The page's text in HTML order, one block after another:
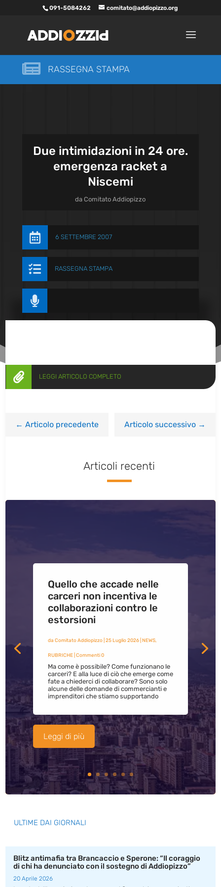
091-5084262 comitato@addiopizzo.org
 RASSEGNA STAMPA
Due intimidazioni in 24 ore.
emergenza racket a
Niscemi
daComitato Addiopizzo
 6 SETTEMBRE 2007
 RASSEGNA STAMPA

 LEGGI ARTICOLO COMPLETO
←Articolo precedente Articolo successivo→
Articoli recenti
Quello che accade nelle
carceri non incentiva le
collaborazioni contro le
estorsioni
da Comitato Addiopizzo| 25 Luglio 2026| NEWS,
RUBRICHE| Commenti 0
Ma come è possibile? Come funzionano le
carceri? E alla luce di ciò che emerge come
fate a chiederci di collaborare? Sono solo
alcune delle domande di commercianti e
imprenditori che stiamo supportando
Leggi di più
ULTIME DAI GIORNALI
Blitz antimafia tra Brancaccio e Sperone: “Il coraggio
di chi ha denunciato con il sostegno di Addiopizzo”
20 Aprile 2026